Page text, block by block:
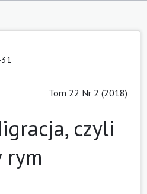
Tom 22 Nr 2 (2018)
czyli
rym